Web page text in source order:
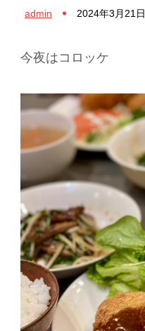
admin 2024年3月21日
今夜はコロッケ